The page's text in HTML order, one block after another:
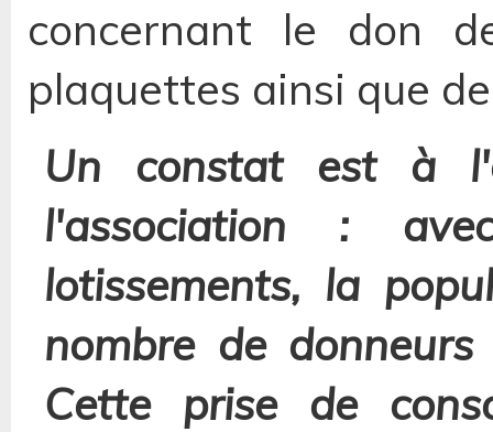
concernant le don
plaquettes ainsi que
Un constat est à
l'association :
lotissements, la
nombre de
Cette prise de